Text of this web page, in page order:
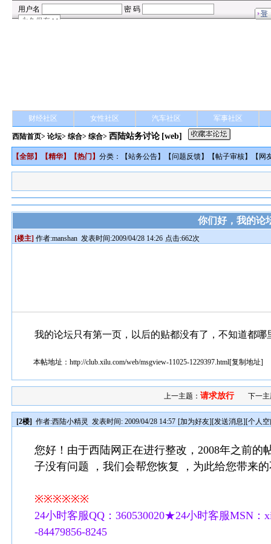
财经社区 女性社区 汽车社区 军事社区
西陆首页>论坛>综合> 综合> 西陆站务讨论 [web]
【全部】【精华】【热门 】分类：【站务公告】【问题反馈】【帖子审核】【 网
你们好，我的论
[楼主] 作者:manshan 发表时间:2009/04/28 14:26 点击:662次
我的论坛只有第一页，以后的贴都没有了，不知道都哪
本帖地址：http://club.xilu.com/web/msgview-11025-1229397.html[复制地址]
上一主题：请求放行 下一
[2楼] 作者:西陆小精灵 发表时间: 2009/04/28 14:57 [加为好友][发送消息][个人
您好！由于西陆网正在进行整改，2008年之前
子没有问题 ，我们会帮您恢复 ，为此给您带来
※※※※※※
24小时客服QQ：360530020★24小时客服MSN
-84479856-8245